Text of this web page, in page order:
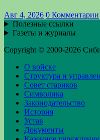
Авг 4, 2026 0 Комментарии
Полезные ссылки
Газеты и журналы
Copyright © 2000-2026
О войске
Структура и
Совет стариков
Символика
Законодательство
История
Устав
Документы